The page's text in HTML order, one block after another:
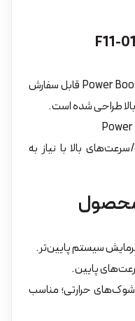
بزرگ‌ترین سایز خانواده F11؛ گزینه Power Boost قابل سفارش
بالا با نیاز به
سیستم پایین‌تر.
سرعت‌های پایین.
حرارتی؛ مناسب